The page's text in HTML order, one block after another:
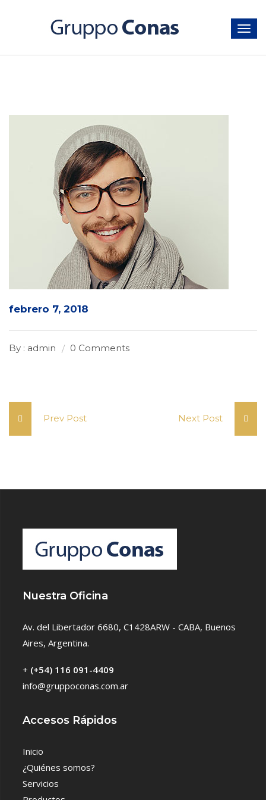
febrero 7, 2018
By : admin 0 Comments
Prev Post Next Post
Nuestra Oficina
Av. del Libertador 6680, C1428ARW - CABA, Buenos
Aires, Argentina.
+ (+54) 116 091-4409
info@gruppoconas.com.ar
Accesos Rápidos
Inicio
¿Quiénes somos?
Servicios